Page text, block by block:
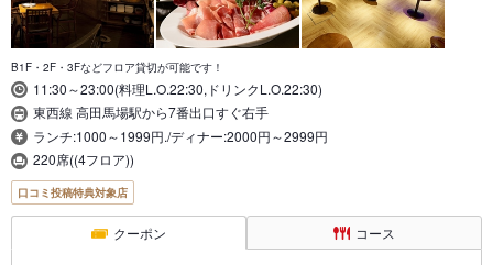
B1F・2F・3Fなどフロア貸切が可能です！
11:30～23:00(料理L.O.22:30,ドリンクL.O.22:30)
東西線 高田馬場駅から7番出口すぐ右手
ランチ:1000～1999円./ディナー:2000円～2999円
220席((4フロア))
口コミ投稿特典対象店
クーポン コース